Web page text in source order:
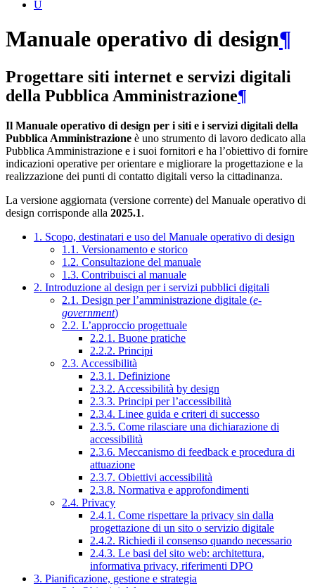
U
Manuale operativo di design¶
Progettare siti internet e servizi digitali
della Pubblica Amministrazione¶
Il Manuale operativo di design per i siti e i servizi digitali della
Pubblica Amministrazione è uno strumento di lavoro dedicato alla
Pubblica Amministrazione e i suoi fornitori e ha l’obiettivo di fornire
indicazioni operative per orientare e migliorare la progettazione e la
realizzazione dei punti di contatto digitali verso la cittadinanza.
La versione aggiornata (versione corrente) del Manuale operativo di
design corrisponde alla 2025.1.
1. Scopo, destinatari e uso del Manuale operativo di design
1.1. Versionamento e storico
1.2. Consultazione del manuale
1.3. Contribuisci al manuale
2. Introduzione al design per i servizi pubblici digitali
2.1. Design per l’amministrazione digitale (e-
government)
2.2. L’approccio progettuale
2.2.1. Buone pratiche
2.2.2. Principi
2.3. Accessibilità
2.3.1. Definizione
2.3.2. Accessibilità by design
2.3.3. Principi per l’accessibilità
2.3.4. Linee guida e criteri di successo
2.3.5. Come rilasciare una dichiarazione di
accessibilità
2.3.6. Meccanismo di feedback e procedura di
attuazione
2.3.7. Obiettivi accessibilità
2.3.8. Normativa e approfondimenti
2.4. Privacy
2.4.1. Come rispettare la privacy sin dalla
progettazione di un sito o servizio digitale
2.4.2. Richiedi il consenso quando necessario
2.4.3. Le basi del sito web: architettura,
informativa privacy, riferimenti DPO
3. Pianificazione, gestione e strategia